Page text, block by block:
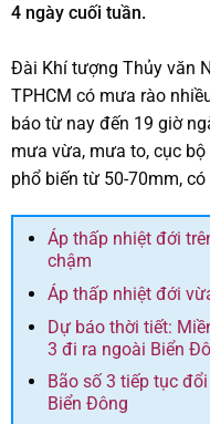
4 ngày cuối tuần.
Đài Khí tượng Thủy văn
TPHCM có mưa rào
báo từ nay đến 19 giờ
mưa vừa, mưa to, cục
phổ biến từ 50-70mm,
Áp thấp nhiệt đới
chậm
Áp thấp nhiệt đới
Dự báo thời tiết:
3 đi ra ngoài Biển
Bão số 3 tiếp tục
Biển Đông